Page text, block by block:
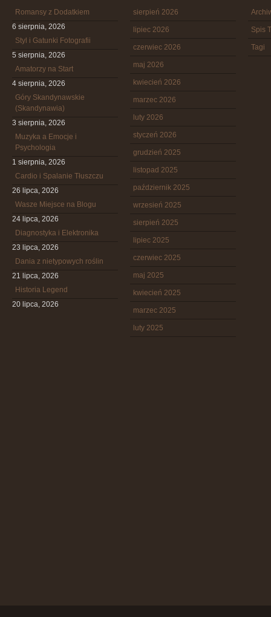
Romansy z Dodatkiem
6 sierpnia, 2026
Styl i Gatunki Fotografii
5 sierpnia, 2026
Amatorzy na Start
4 sierpnia, 2026
Góry Skandynawskie
(Skandynawia)
3 sierpnia, 2026
Muzyka a Emocje i
Psychologia
1 sierpnia, 2026
Cardio i Spalanie Tłuszczu
26 lipca, 2026
Wasze Miejsce na Blogu
24 lipca, 2026
Diagnostyka i Elektronika
23 lipca, 2026
Dania z nietypowych roślin
21 lipca, 2026
Historia Legend
20 lipca, 2026
sierpień 2026
lipiec 2026
czerwiec 2026
maj 2026
kwiecień 2026
marzec 2026
luty 2026
styczeń 2026
grudzień 2025
listopad 2025
październik 2025
wrzesień 2025
sierpień 2025
lipiec 2025
czerwiec 2025
maj 2025
kwiecień 2025
marzec 2025
luty 2025
Spis
Tagi